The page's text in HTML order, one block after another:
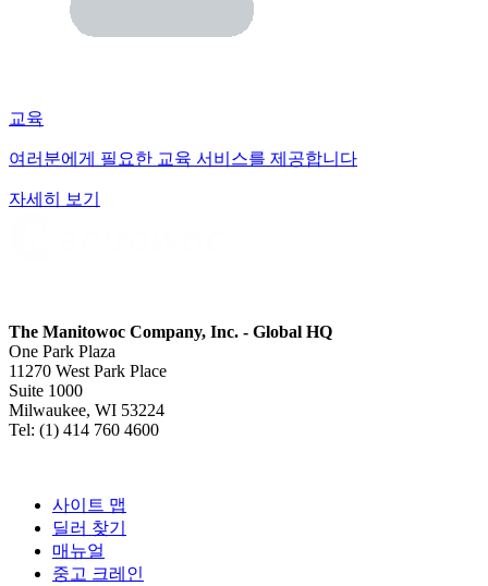
교육
여러분에게 필요한 교육 서비스를 제공합니다
자세히 보기
The Manitowoc Company, Inc. - Global HQ
One Park Plaza
11270 West Park Place
Suite 1000
Milwaukee, WI 53224
Tel: (1) 414 760 4600
사이트 맵
딜러 찾기
매뉴얼
중고 크레인